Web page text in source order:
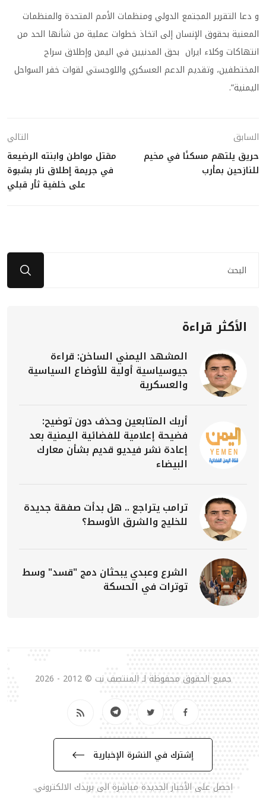
و دعا التقرير المجتمع الدولي ومنظمات الأمم المتحدة والمنظمات
المعنية بحقوق الإنسان إلى اتخاذ خطوات عملية من شأنها الحد من
انتهاكات وكلاء ايران بحق المدنيين في اليمن وإطلاق سراح
المختطفين، وتقديم الدعم العسكري واللوجستي لقوات خفر السواحل
اليمنية”.
السابق
حريق يلتهم مسكنًا في مخيم
للنازحين بمأرب
التالي
مقتل مواطن وابنته الرضيعة
في جريمة إطلاق نار بشبوة
على خلفية ثأر قبلي
الأكثر قراءة
المشهد اليمني الساخن: قراءة
جيوسياسية أولية للأوضاع السياسية
والعسكرية
أربك المتابعين وحذف دون توضيح:
فضيحة إعلامية للفضائية اليمنية بعد
إعادة نشر فيديو قديم بشأن معارك
البيضاء
ترامب يتراجع .. هل بدأت صفقة جديدة
للخليج والشرق الأوسط؟
الشرع وعبدي يبحثان دمج "قسد" وسط
توترات في الحسكة
جميع الحقوق محفوظة لـ المنتصف نت © 2012 - 2026
إشترك في النشرة الإخبارية
احصل على الأخبار الجديدة مباشرة الى بريدك الالكتروني.